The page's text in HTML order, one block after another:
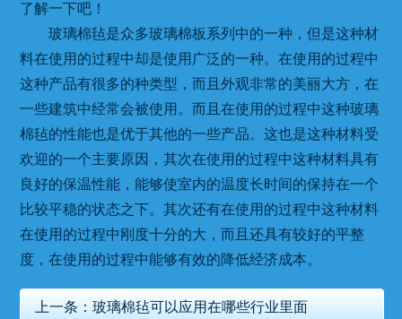
了解一下吧！
玻璃棉毡是众多玻璃棉板系列中的一种，但是这种材
料在使用的过程中却是使用广泛的一种。在使用的过程中
这种产品有很多的种类型，而且外观非常的美丽大方，在
一些建筑中经常会被使用。而且在使用的过程中这种玻璃
棉毡的性能也是优于其他的一些产品。这也是这种材料受
欢迎的一个主要原因，其次在使用的过程中这种材料具有
良好的保温性能，能够使室内的温度长时间的保持在一个
比较平稳的状态之下。其次还有在使用的过程中这种材料
在使用的过程中刚度十分的大，而且还具有较好的平整
度，在使用的过程中能够有效的降低经济成本。
上一条：玻璃棉毡可以应用在哪些行业里面